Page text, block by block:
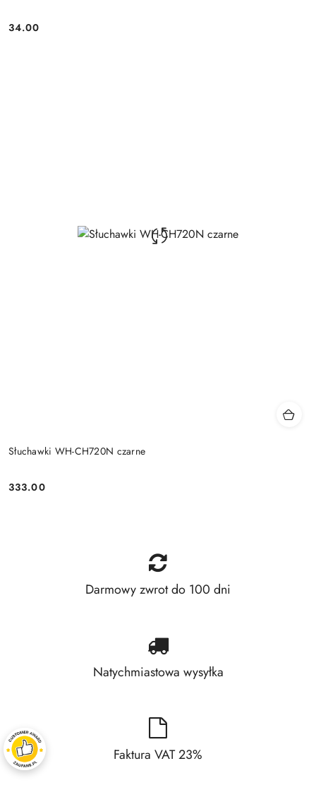
Price:
34.00
Słuchawki WH-CH720N czarne
Price:
333.00
Darmowy zwrot do 100 dni
Natychmiastowa wysyłka
Faktura VAT 23%